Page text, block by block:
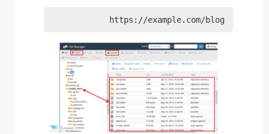
https://example.com/blog